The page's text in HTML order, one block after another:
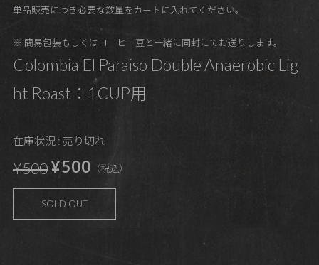
単品販売につき必要な数量をカートに入れてください。
※ 簡易包装もしくはコーヒー豆と一緒に同封にてお送りします。
Colombia El Paraiso Double Anaerobic Lig
ht Roast：1CUP用
在庫状況 : 売り切れ
¥500¥500 （税込）
SOLD OUT